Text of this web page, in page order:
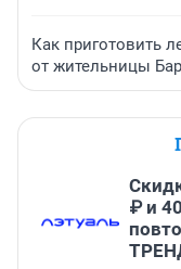
Как приготовить
от жительницы
₽ и